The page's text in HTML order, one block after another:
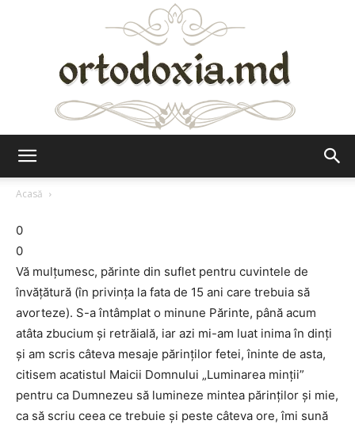
Acasă
0
0
Vă mulțumesc, părinte din suflet pentru cuvintele de
învățătură (în privința la fata de 15 ani care trebuia să
avorteze). S-a întâmplat o minune Părinte, până acum
atâta zbucium și retrăială, iar azi mi-am luat inima în dinți
și am scris câteva mesaje părinților fetei, îninte de asta,
citisem acatistul Maicii Domnului „Luminarea minții”
pentru ca Dumnezeu să lumineze mintea părinților și mie,
ca să scriu ceea ce trebuie și peste câteva ore, îmi sună